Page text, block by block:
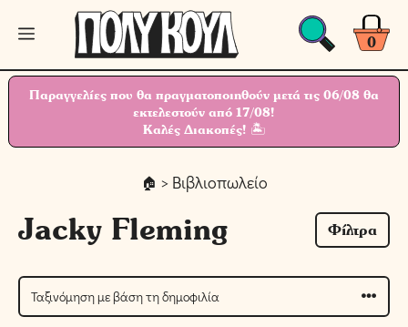
Μετάβαση
περιεχόμενο
0
Μενού
Παραγγελίες που θα πραγματοποιηθούν μετά τις 06/08 θα
εκτελεστούν από 17/08!
Καλές Διακοπές! 🏝
> Βιβλιοπωλείο
Jacky Fleming Φίλτρα